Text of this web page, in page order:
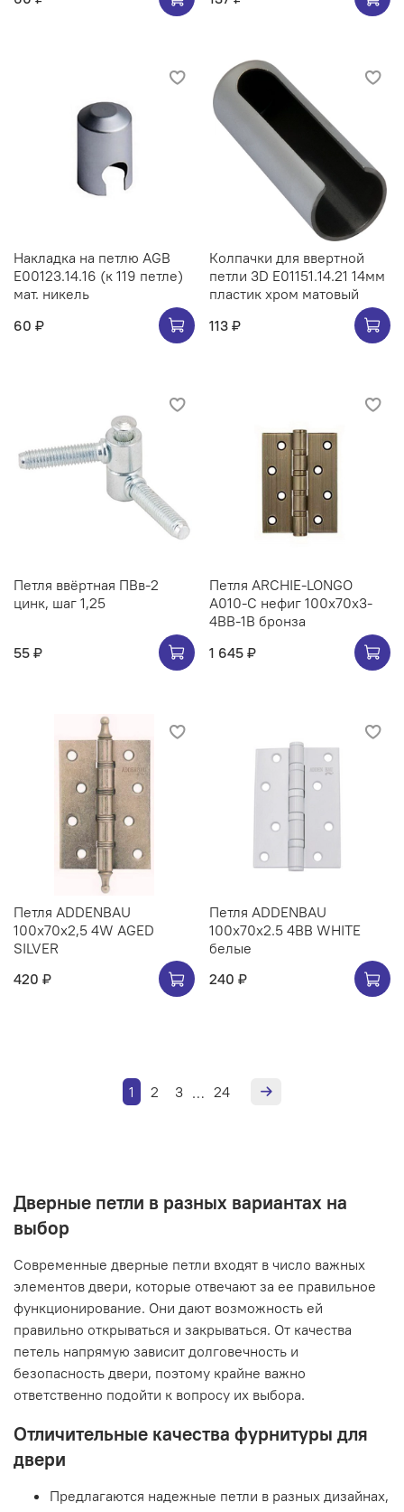
Накладка на петлю AGB
E00123.14.16 (к 119 петле)
мат. никель
60 ₽
Колпачки для ввертной
петли 3D E01151.14.21 14мм
пластик хром матовый
113 ₽
Петля ввёртная ПВв-2
цинк, шаг 1,25
55 ₽
Петля ARCHIE-LONGO
A010-C нефиг 100x70x3-
4BB-1B бронза
1 645 ₽
Петля ADDENBAU
100х70х2,5 4W AGED
SILVER
420 ₽
Петля ADDENBAU
100х70х2.5 4BB WHITE
белые
240 ₽
1 2 3 … 24
Дверные петли в разных вариантах на
выбор
Современные дверные петли входят в число важных
элементов двери, которые отвечают за ее правильное
функционирование. Они дают возможность ей
правильно открываться и закрываться. От качества
петель напрямую зависит долговечность и
безопасность двери, поэтому крайне важно
ответственно подойти к вопросу их выбора.
Отличительные качества фурнитуры для
двери
Предлагаются надежные петли в разных дизайнах,